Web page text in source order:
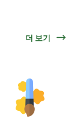
더 보기